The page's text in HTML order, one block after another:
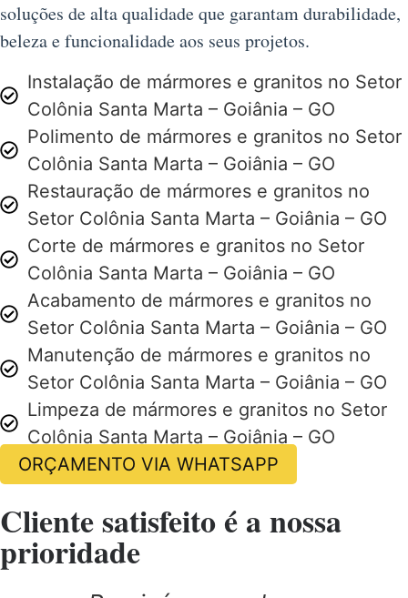
soluções de alta qualidade que garantam durabilidade,
beleza e funcionalidade aos seus projetos.
Instalação de mármores e granitos no Setor
Colônia Santa Marta – Goiânia – GO
Polimento de mármores e granitos no Setor
Colônia Santa Marta – Goiânia – GO
Restauração de mármores e granitos no
Setor Colônia Santa Marta – Goiânia – GO
Corte de mármores e granitos no Setor
Colônia Santa Marta – Goiânia – GO
Acabamento de mármores e granitos no
Setor Colônia Santa Marta – Goiânia – GO
Manutenção de mármores e granitos no
Setor Colônia Santa Marta – Goiânia – GO
Limpeza de mármores e granitos no Setor
Colônia Santa Marta – Goiânia – GO
ORÇAMENTO VIA WHATSAPP
Cliente satisfeito é a nossa
prioridade